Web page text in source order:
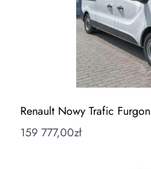
Renault Nowy Trafic
159 777,00zł